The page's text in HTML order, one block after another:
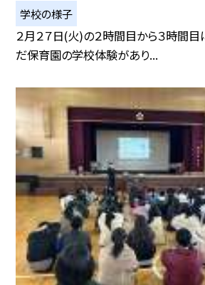
学校の様子
２月２７日(火)の２時間目から３時間目
だ保育園の学校体験があり...